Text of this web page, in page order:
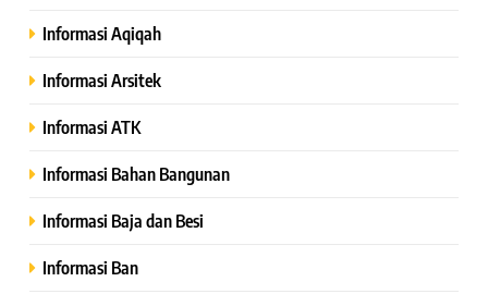
Informasi Aqiqah
Informasi Arsitek
Informasi ATK
Informasi Bahan Bangunan
Informasi Baja dan Besi
Informasi Ban